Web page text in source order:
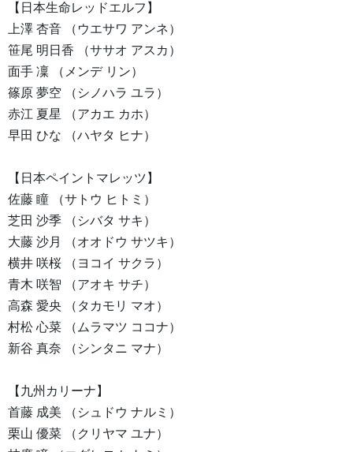
【日本生命レッドエルフ】
上澤 杏音 （ウエサワ アンネ）
笹尾 明日香 （ササオ アスカ）
面手 凜 （メンデ リン）
篠原 夢空 （シノハラ ユラ）
赤江 夏星 （アカエ カホ）
早田 ひな （ハヤタ ヒナ）
【日本ペイントマレッツ】
佐藤 瞳 （サトウ ヒトミ）
芝田 沙季 （シバタ サキ）
大藤 沙月 （オオドウ サツキ）
横井 咲桜 （ヨコイ サクラ）
青木 咲智 （アオキ サチ）
高森 愛央 （タカモリ マオ）
村松 心菜 （ムラマツ ココナ）
新谷 真奈 （シンタニ マナ）
【九州カリーナ】
首藤 成美 （シュドウ ナルミ）
栗山 優菜 （クリヤマ ユナ）